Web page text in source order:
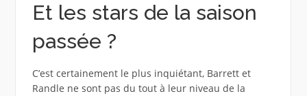
Et les stars de la saison
passée ?
C’est certainement le plus inquiétant, Barrett et
Randle ne sont pas du tout à leur niveau de la